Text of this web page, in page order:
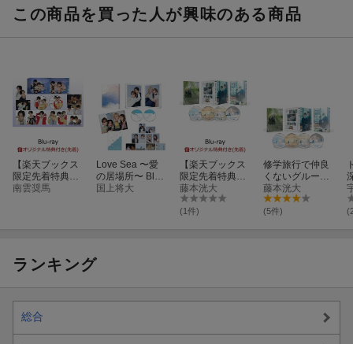
【Blu-ray】(ロ
ゴ入りステッカ
【Blu-ray】(ロ
ゴ入りステッカ
この商品を買った人が興味のある商品
【楽天ブックス
限定先着特典】
The Boy Next W
アル）)
南雲奨馬
Love Sea 〜愛
の居場所〜 Blu-r
ay BOX【Blu-ra
国上将大
【楽天ブックス
限定先着特典】
修学旅行で仲良
くないグループ
に入りました Bl
藤本洸大
(1件)
修学旅行で仲良
くないグループ
に入りました Bl
u-ray BOX【Blu-
ray】
藤本洸大
(5件)
ランキング
総合